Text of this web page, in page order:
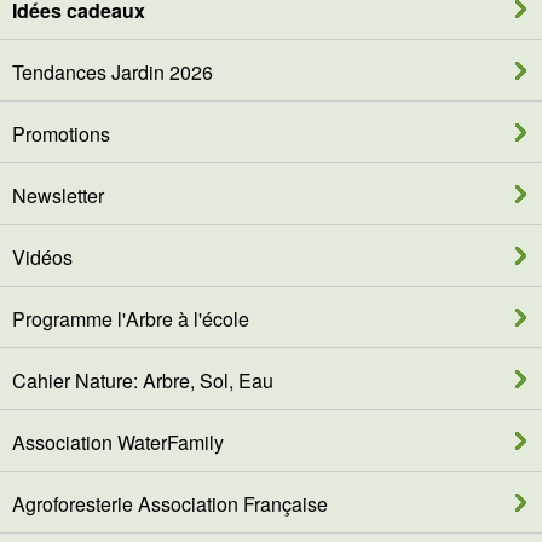
Idées cadeaux
Tendances Jardin 2026
Promotions
Newsletter
Vidéos
Programme l'Arbre à l'école
Cahier Nature: Arbre, Sol, Eau
Association WaterFamily
Agroforesterie Association Française